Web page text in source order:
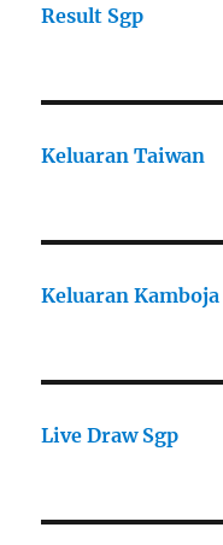
Result Sgp
Keluaran Taiwan
Keluaran Kamboja
Live Draw Sgp